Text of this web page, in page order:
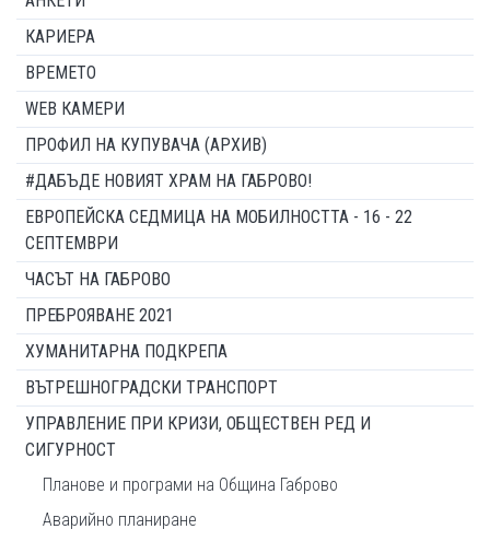
КАРИЕРА
ВРЕМЕТО
WEB КАМЕРИ
ПРОФИЛ НА КУПУВАЧА (АРХИВ)
#ДАБЪДЕ НОВИЯТ ХРАМ НА ГАБРОВО!
ЕВРОПЕЙСКА СЕДМИЦА НА МОБИЛНОСТТА - 16 - 22
СЕПТЕМВРИ
ЧАСЪТ НА ГАБРОВО
ПРЕБРОЯВАНЕ 2021
ХУМАНИТАРНА ПОДКРЕПА
ВЪТРЕШНОГРАДСКИ ТРАНСПОРТ
УПРАВЛЕНИЕ ПРИ КРИЗИ, ОБЩЕСТВЕН РЕД И
СИГУРНОСТ
Планове и програми на Община Габрово
Аварийно планиране